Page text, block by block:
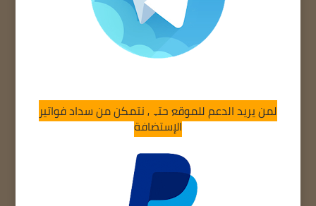
لمن يريد الدعم للموقع حتى نتمكن من سداد فواتير
الإستضافة